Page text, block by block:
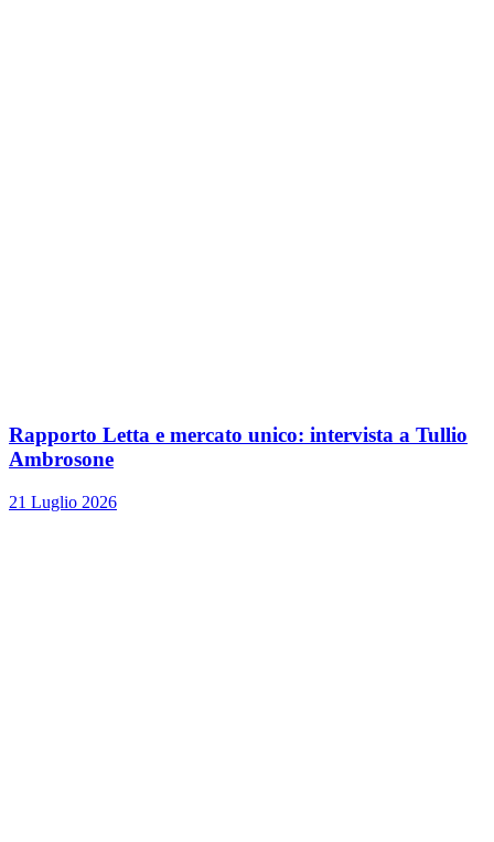
Rapporto Letta e mercato unico: intervista a Tullio
Ambrosone
21 Luglio 2026